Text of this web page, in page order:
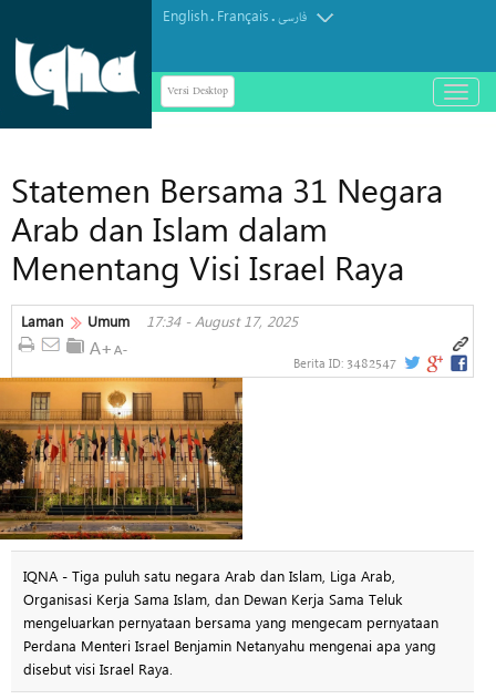
English. Français.فارسی
Versi Desktop
باز
و
Statemen Bersama 31 Negara
Arab dan Islam dalam
Menentang Visi Israel Raya
Laman Umum 17:34 - August 17, 2025
Berita ID: 3482547
IQNA - Tiga puluh satu negara Arab dan Islam, Liga Arab,
Organisasi Kerja Sama Islam, dan Dewan Kerja Sama Teluk
mengeluarkan pernyataan bersama yang mengecam pernyataan
Perdana Menteri Israel Benjamin Netanyahu mengenai apa yang
disebut visi Israel Raya.